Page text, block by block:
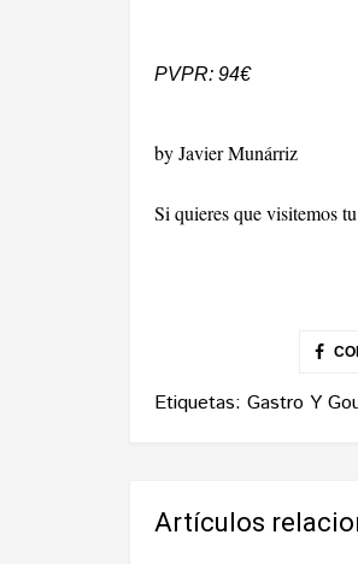
PVPR: 94€
by Javier Munárriz
Si quieres que visitemos
Etiquetas: Gastro Y
Artículos